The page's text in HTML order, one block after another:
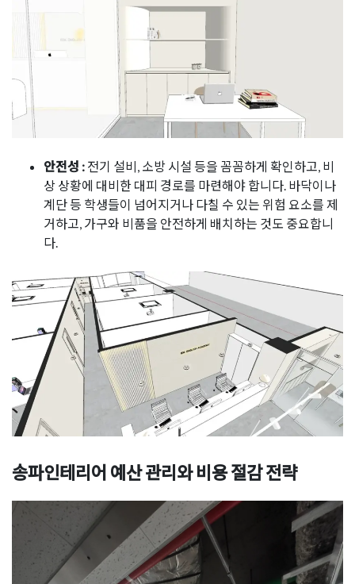
안전성 : 전기 설비, 소방 시설 등을 꼼꼼하게 확인하고, 비
상 상황에 대비한 대피 경로를 마련해야 합니다. 바닥이나
계단 등 학생들이 넘어지거나 다칠 수 있는 위험 요소를 제
거하고, 가구와 비품을 안전하게 배치하는 것도 중요합니
다.
송파인테리어 예산 관리와 비용 절감 전략